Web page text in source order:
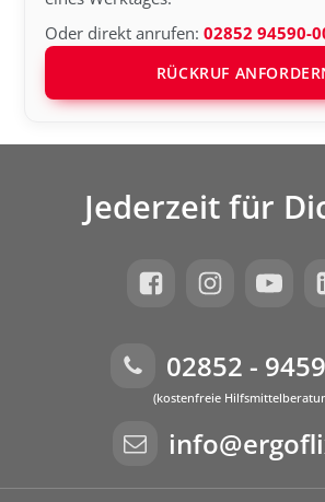
Oder direkt anrufen:02852 94590-
RÜCKRUF
Jederzeit für
02852 -
(kostenfreie